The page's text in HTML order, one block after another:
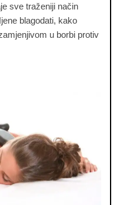
sve traženiji način
blagodati, kako
u borbi protiv